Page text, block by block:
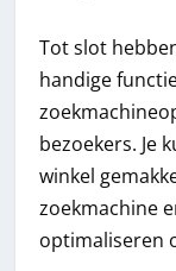
Tot slot
handige
bezoekers. Je
winkel
zoekmachine
optimaliseren